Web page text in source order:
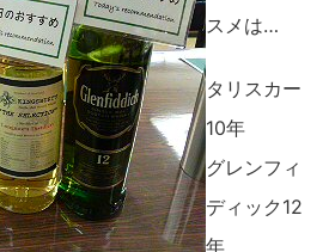
スメは…
タリスカー
10年
グレンフィ
ディック12
年